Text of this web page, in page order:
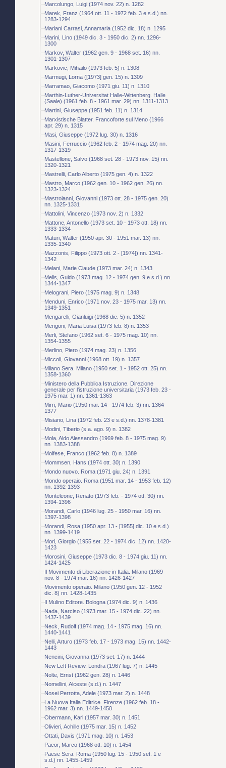
Marcolungo, Luigi (1974 nov. 22) n. 1282
Marek, Franz (1964 ott. 11 - 1972 feb. 3 e s.d.) nn.
1283-1294
Mariani Carrasi, Annamaria (1952 dic. 18) n. 1295
Marini, Lino (1949 dic. 3 - 1950 dic. 2) nn. 1296-
1300
Markov, Walter (1962 gen. 9 - 1968 set. 16) nn.
1301-1307
Markovic, Mihailo (1973 feb. 5) n. 1308
Marmugi, Lorna ([1973] gen. 15) n. 1309
Marramao, Giacomo (1971 giu. 11) n. 1310
Marthin-Luther-Universitat Halle-Wittenberg. Halle
(Saale) (1961 feb. 8 - 1961 mar. 29) nn. 1311-1313
Martini, Giuseppe (1951 feb. 11) n. 1314
Marxistische Blatter. Francoforte sul Meno (1966
apr. 29) n. 1315
Masi, Giuseppe (1972 lug. 30) n. 1316
Masini, Ferruccio (1962 feb. 2 - 1974 mag. 20) nn.
1317-1319
Mastellone, Salvo (1968 set. 28 - 1973 nov. 15) nn.
1320-1321
Mastrelli, Carlo Alberto (1975 gen. 4) n. 1322
Mastro, Marco (1962 gen. 10 - 1962 gen. 26) nn.
1323-1324
Mastroianni, Giovanni (1973 ott. 28 - 1975 gen. 20)
nn. 1325-1331
Mattolini, Vincenzo (1973 nov. 2) n. 1332
Mattone, Antonello (1973 set. 10 - 1973 ott. 18) nn.
1333-1334
Maturi, Walter (1950 apr. 30 - 1951 mar. 13) nn.
1335-1340
Mazzonis, Filippo (1973 ott. 2 - [1974]) nn. 1341-
1342
Melani, Marie Claude (1973 mar. 24) n. 1343
Melis, Guido (1973 mag. 12 - 1974 gen. 9 e s.d.) nn.
1344-1347
Melograni, Piero (1975 mag. 9) n. 1348
Menduni, Enrico (1971 nov. 23 - 1975 mar. 13) nn.
1349-1351
Mengarelli, Gianluigi (1968 dic. 5) n. 1352
Mengoni, Maria Luisa (1973 feb. 8) n. 1353
Merli, Stefano (1962 set. 6 - 1975 mag. 10) nn.
1354-1355
Merlino, Piero (1974 mag. 23) n. 1356
Miccoli, Giovanni (1968 ott. 19) n. 1357
Milano Sera. Milano (1950 set. 1 - 1952 ott. 25) nn.
1358-1360
Ministero della Pubblica Istruzione. Direzione
generale per l'istruzione universitaria (1973 feb. 23 -
1975 mar. 1) nn. 1361-1363
Mirri, Mario (1950 mar. 14 - 1974 feb. 3) nn. 1364-
1377
Misiano, Lina (1972 feb. 23 e s.d.) nn. 1378-1381
Modini, Tiberio (s.a. ago. 9) n. 1382
Mola, Aldo Alessandro (1969 feb. 8 - 1975 mag. 9)
nn. 1383-1388
Molfese, Franco (1962 feb. 8) n. 1389
Mommsen, Hans (1974 ott. 30) n. 1390
Mondo nuovo. Roma (1971 giu. 24) n. 1391
Mondo operaio. Roma (1951 mar. 14 - 1953 feb. 12)
nn. 1392-1393
Monteleone, Renato (1973 feb. - 1974 ott. 30) nn.
1394-1396
Morandi, Carlo (1946 lug. 25 - 1950 mar. 16) nn.
1397-1398
Morandi, Rosa (1950 apr. 13 - [1955] dic. 10 e s.d.)
nn. 1399-1419
Mori, Giorgio (1955 set. 22 - 1974 dic. 12) nn. 1420-
1423
Morosini, Giuseppe (1973 dic. 8 - 1974 giu. 11) nn.
1424-1425
Il Movimento di Liberazione in Italia. Milano (1969
nov. 8 - 1974 mar. 16) nn. 1426-1427
Movimento operaio. Milano (1950 gen. 12 - 1952
dic. 8) nn. 1428-1435
Il Mulino Editore. Bologna (1974 dic. 9) n. 1436
Nada, Narciso (1973 mar. 15 - 1974 dic. 22) nn.
1437-1439
Neck, Rudolf (1974 mag. 14 - 1975 mag. 16) nn.
1440-1441
Nelli, Arturo (1973 feb. 17 - 1973 mag. 15) nn. 1442-
1443
Nencini, Giovanna (1973 set. 17) n. 1444
New Left Review. Londra (1967 lug. 7) n. 1445
Nolte, Ernst (1962 gen. 28) n. 1446
Nomellini, Alceste (s.d.) n. 1447
Nosei Perrotta, Adele (1973 mar. 2) n. 1448
La Nuova Italia Editrice. Firenze (1962 feb. 18 -
1962 mar. 3) nn. 1449-1450
Obermann, Karl (1957 mar. 30) n. 1451
Olivieri, Achille (1975 mar. 15) n. 1452
Ottati, Davis (1971 mag. 10) n. 1453
Pacor, Marco (1968 ott. 10) n. 1454
Paese Sera. Roma (1950 lug. 15 - 1950 set. 1 e
s.d.) nn. 1455-1459